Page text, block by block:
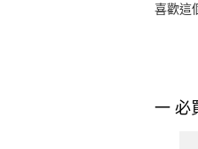
喜歡這
一 必